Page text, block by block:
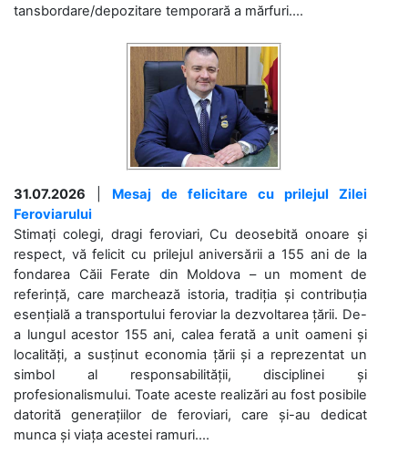
tansbordare/depozitare temporară a mărfuri....
31.07.2026
Mesaj de felicitare cu prilejul Zilei
Feroviarului
Stimați colegi, dragi feroviari, Cu deosebită onoare și
respect, vă felicit cu prilejul aniversării a 155 ani de la
fondarea Căii Ferate din Moldova – un moment de
referință, care marchează istoria, tradiția și contribuția
esențială a transportului feroviar la dezvoltarea țării. De-
a lungul acestor 155 ani, calea ferată a unit oameni și
localități, a susținut economia țării și a reprezentat un
simbol al responsabilității, disciplinei și
profesionalismului. Toate aceste realizări au fost posibile
datorită generațiilor de feroviari, care și-au dedicat
munca și viața acestei ramuri....